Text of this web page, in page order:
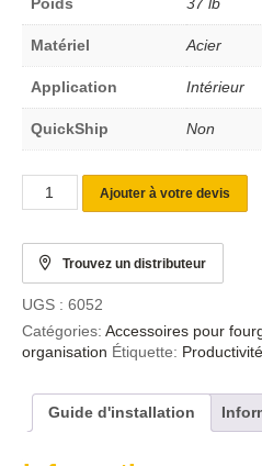
Matériel Acier
Application Intérieur
QuickShip Non
Ajouter à votre devis
Trouvez un distributeur
UGS : 6052
Catégories: Accessoires pour
organisation Étiquette: Productivité
Guide d'installation